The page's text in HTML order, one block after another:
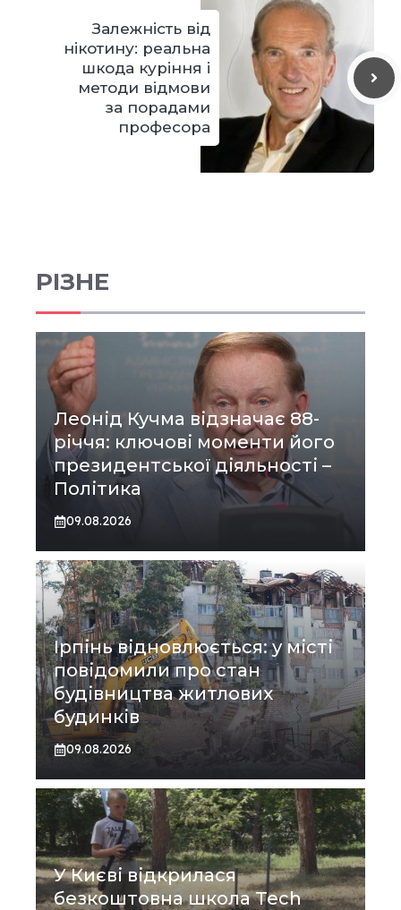
Залежність від
нікотину: реальна
шкода куріння і
методи відмови
за порадами
професора
РІЗНЕ
Леонід Кучма відзначає 88-
річчя: ключові моменти його
президентської діяльності –
Політика
09.08.2026
Ірпінь відновлюється: у місті
повідомили про стан
будівництва житлових
будинків
09.08.2026
У Києві відкрилася
безкоштовна школа Tech